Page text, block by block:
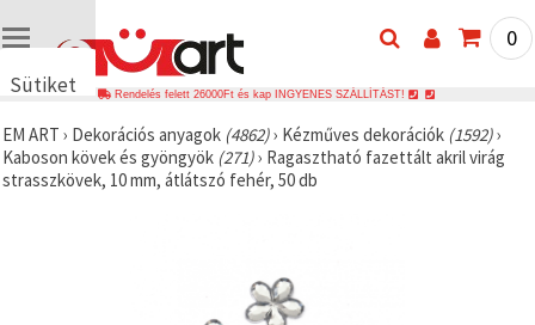
Sütiket
🍪 Cookie-
kat és
hasonló
0
Rendelés felett 26000Ft és kap INGYENES SZÁLLÍTÁST!
EM ART › Dekorációs anyagok (4862)› Kézműves dekorációk (1592)›
Kaboson kövek és gyöngyök (271)› Ragasztható fazettált akril virág
strasszkövek, 10 mm, átlátszó fehér, 50 db